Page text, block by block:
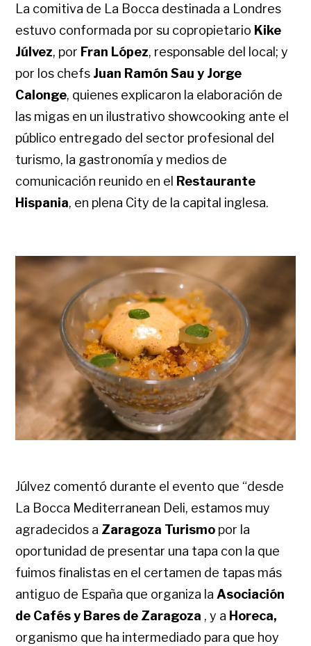
La comitiva de La Bocca destinada a Londres
estuvo conformada por su copropietario Kike
Júlvez, por Fran López, responsable del local; y
por los chefs Juan Ramón Sau y Jorge
Calonge, quienes explicaron la elaboración de
las migas en un ilustrativo showcooking ante el
público entregado del sector profesional del
turismo, la gastronomía y medios de
comunicación reunido en el Restaurante
Hispania, en plena City de la capital inglesa.
Júlvez comentó durante el evento que “desde
La Bocca Mediterranean Deli, estamos muy
agradecidos a Zaragoza Turismo por la
oportunidad de presentar una tapa con la que
fuimos finalistas en el certamen de tapas más
antiguo de España que organiza la Asociación
de Cafés y Bares de Zaragoza , y a Horeca,
organismo que ha intermediado para que hoy